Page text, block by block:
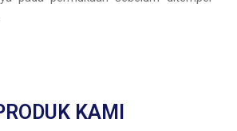
KAMI